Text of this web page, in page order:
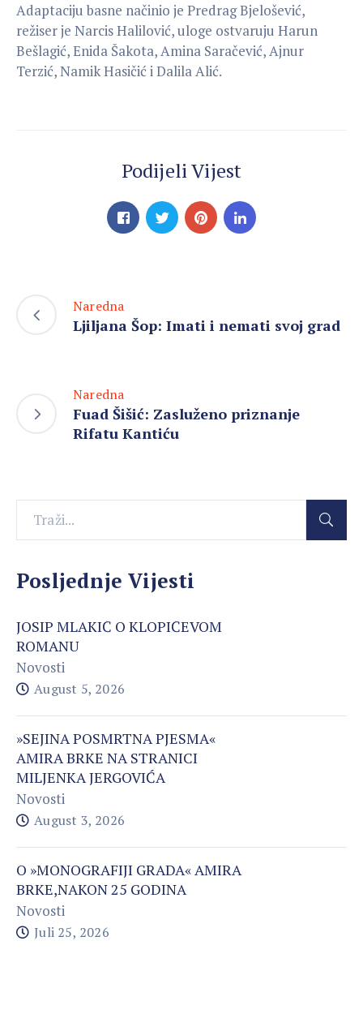
Adaptaciju basne načinio je Predrag Bjelošević,
režiser je Narcis Halilović, uloge ostvaruju Harun
Bešlagić, Enida Šakota, Amina Saračević, Ajnur
Terzić, Namik Hasičić i Dalila Alić.
Podijeli Vijest
Naredna
Ljiljana Šop: Imati i nemati svoj grad
Naredna
Fuad Šišić: Zasluženo priznanje
Rifatu Kantiću
Posljednje Vijesti
JOSIP MLAKIĆ O KLOPIĆEVOM
ROMANU
Novosti
August 5, 2026
»SEJINA POSMRTNA PJESMA«
AMIRA BRKE NA STRANICI
MILJENKA JERGOVIĆA
Novosti
August 3, 2026
O »MONOGRAFIJI GRADA« AMIRA
BRKE,NAKON 25 GODINA
Novosti
Juli 25, 2026